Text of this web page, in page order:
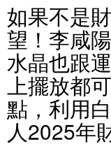
如果不是
望！李咸
水晶也跟
上擺放都
點，利用
人2025年